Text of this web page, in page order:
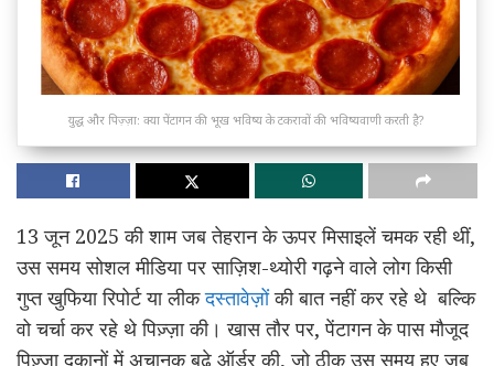
युद्ध और पिज़्ज़ा: क्या पेंटागन की भूख भविष्य के टकरावों की भविष्यवाणी करती है?
13 जून 2025 की शाम जब तेहरान के ऊपर मिसाइलें चमक रही थीं,
उस समय सोशल मीडिया पर साज़िश-थ्योरी गढ़ने वाले लोग किसी
गुप्त खुफिया रिपोर्ट या लीकदस्तावेज़ोंकी बात नहीं कर रहे थे बल्कि
वो चर्चा कर रहे थे पिज़्ज़ा की। खास तौर पर, पेंटागन के पास मौजूद
पिज़्ज़ा दुकानों में अचानक बढ़े ऑर्डर की, जो ठीक उस समय हुए जब